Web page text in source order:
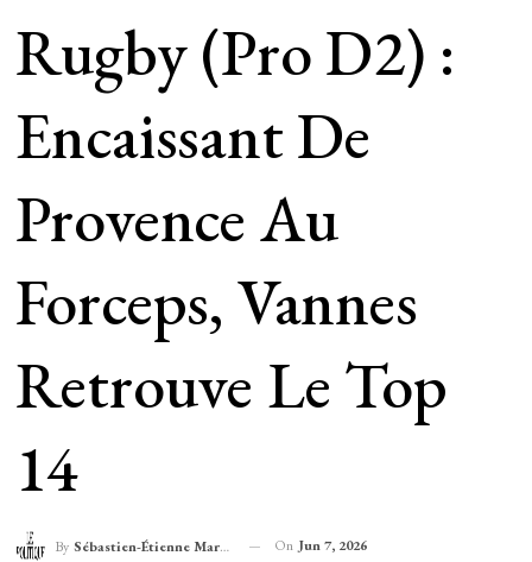
Rugby (Pro D2) :
Encaissant De
Provence Au
Forceps, Vannes
Retrouve Le Top
14
By Sébastien-Étienne Marechal On Jun 7, 2026